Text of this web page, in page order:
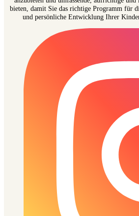
bieten, damit Sie das richtige Programm für
und persönliche Entwicklung Ihrer